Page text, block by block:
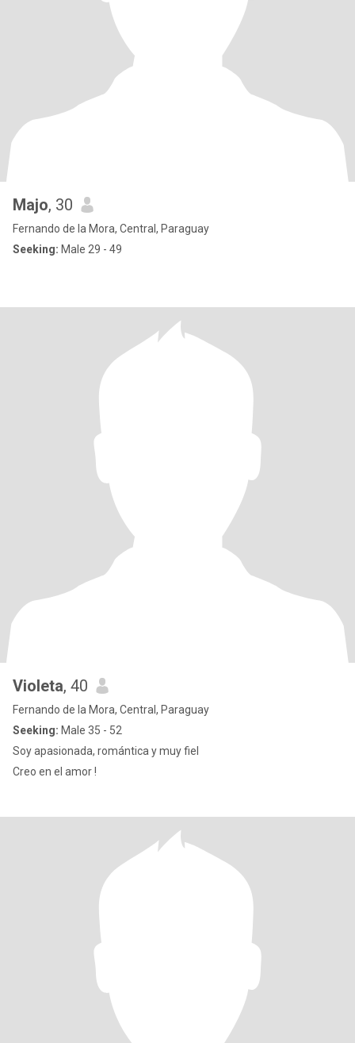
Majo, 30
Fernando de la Mora, Central, Paraguay
Seeking: Male 29 - 49
Violeta, 40
Fernando de la Mora, Central, Paraguay
Seeking: Male 35 - 52
Soy apasionada, romántica y muy fiel
Creo en el amor !